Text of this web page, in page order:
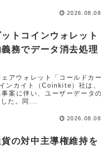
2026.08.08
トコインウォレット
務でデータ消去処理
アウォレット「コールドカー
ンカイト（Coinkite）社は、
案に伴い、ユーザーデータの
た。同...
2026.08.08
の対中主導権維持を